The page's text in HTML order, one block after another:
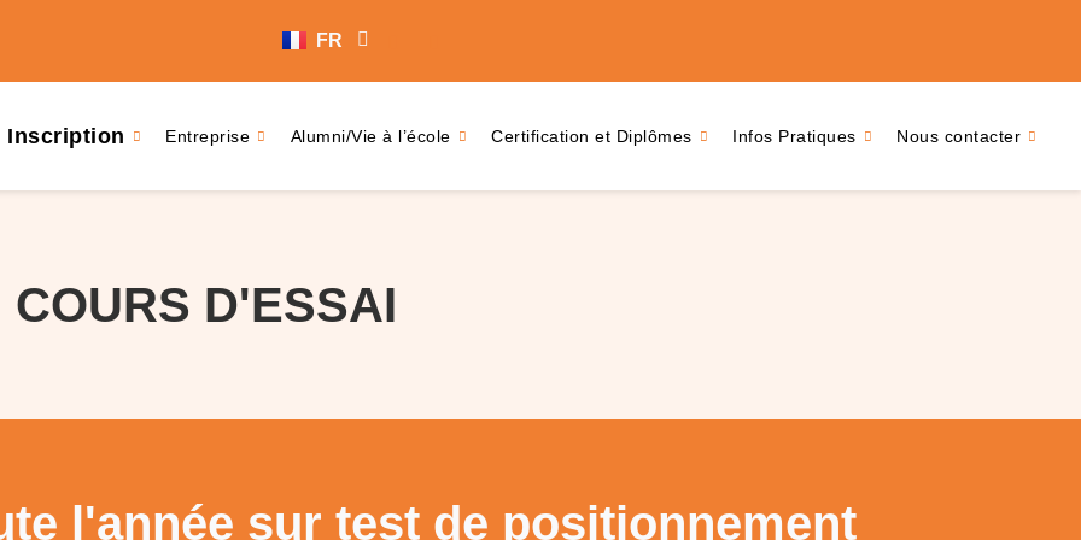
FR
ZH
Inscription Entreprise Alumni/Vie à l’école Certification et Diplômes Infos Pratiques Nous contacter
D'ESSAI
l'année sur test de positionnement